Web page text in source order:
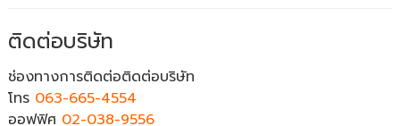
ติดต่อบริษัท
ช่องทางการติดต่อติดต่อบริษัท
โทร 063-665-4554
ออฟฟิศ 02-038-9556